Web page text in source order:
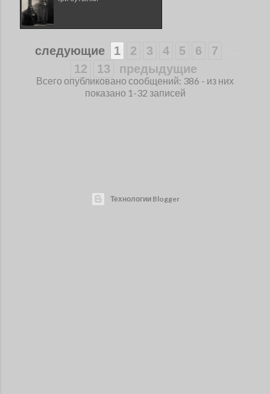
следующие 1 2 3 4 5 6 7
12 13 предыдущие
Всего опубликовано сообщений: 386 - из них
показано 1-32 записей
Технологии Blogger